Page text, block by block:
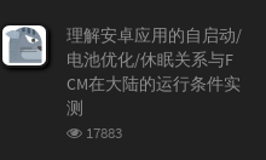
a
r
t
o
m
m
e
n
r
t
i
c
次
数:
理解安卓应用的自启动/
电池优化/休眠关系与F
CM在大陆的运行条件实
测
浏
17883